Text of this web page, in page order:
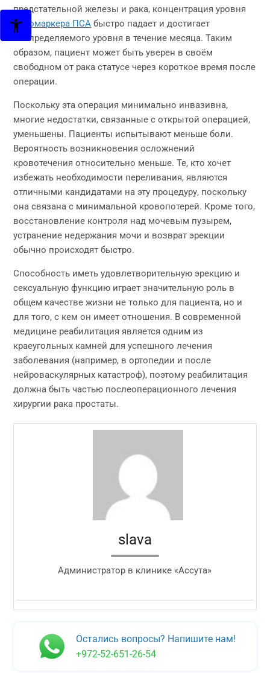
предстательной железы и рака, концентрация уровня
онкомаркера ПСА быстро падает и достигает
неопределяемого уровня в течение месяца. Таким
образом, пациент может быть уверен в своём
свободном от рака статусе через короткое время после
операции.
Поскольку эта операция минимально инвазивна,
многие недостатки, связанные с открытой операцией,
уменьшены. Пациенты испытывают меньше боли.
Вероятность возникновения осложнений
кровотечения относительно меньше. Те, кто хочет
избежать необходимости переливания, являются
отличными кандидатами на эту процедуру, поскольку
она связана с минимальной кровопотерей. Кроме того,
восстановление контроля над мочевым пузырем,
устранение недержания мочи и возврат эрекции
обычно происходят быстро.
Способность иметь удовлетворительную эрекцию и
сексуальную функцию играет значительную роль в
общем качестве жизни не только для пациента, но и
для того, с кем он имеет отношения. В современной
медицине реабилитация является одним из
краеугольных камней для успешного лечения
заболевания (например, в ортопедии и после
нейроваскулярных катастроф), поэтому реабилитация
должна быть частью послеоперационного лечения
хирургии рака простаты.
slava
Администратор в клинике «Ассута»
Остались вопросы? Напишите нам!
+972-52-651-26-54